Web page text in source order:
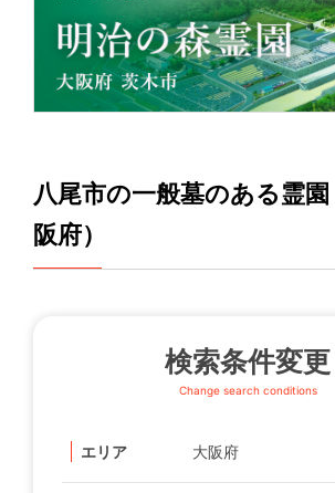
八尾市の一般墓のある霊
阪府）
検索条件変更
Change search conditions
エリア 大阪府